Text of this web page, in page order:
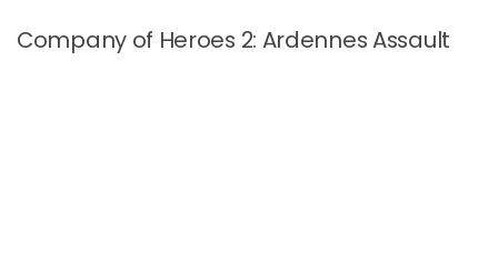
Company of Heroes 2: Ardennes Assault